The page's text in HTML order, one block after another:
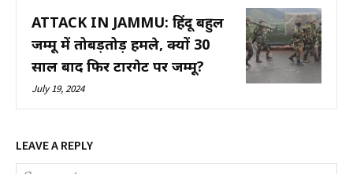
ATTACK IN JAMMU: हिंदू बहुल
जम्मू में तोबड़तोड़ हमले, क्यों 30
साल बाद फिर टारगेट पर जम्मू?
July 19, 2024
LEAVE A REPLY